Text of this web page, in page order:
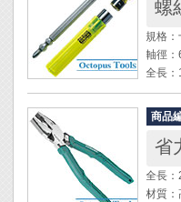
軸徑
整組
螺
規格
軸徑
全長
操作
1. 裝
2. 取
商品
省
全長
材質